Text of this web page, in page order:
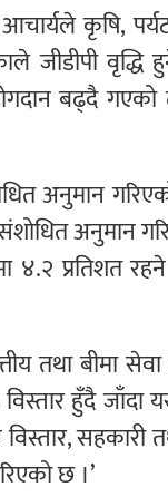
कृषि,
जीडीपी वृद्धि
बढ्दै
अनुमान
अनुमान
४.२ प्रतिशत
तथा बीमा
हुँदै जाँदा
सहकारी
छ ।’